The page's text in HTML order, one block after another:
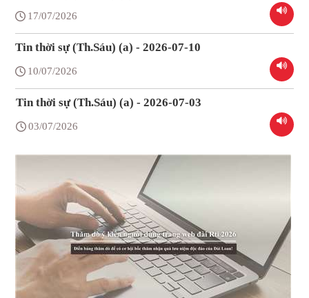
17/07/2026
Tin thời sự (Th.Sáu) (a) - 2026-07-10
10/07/2026
Tin thời sự (Th.Sáu) (a) - 2026-07-03
03/07/2026